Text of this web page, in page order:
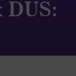
DUS: